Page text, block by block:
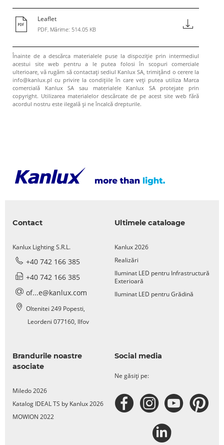
Leaflet
PDF, Mărime: 514.05 KB
Înainte de a descărca materialele puse la dispoziție prin intermediul
acestui site web pentru a le putea folosi în scopuri comerciale
ulterioare, vă rugăm să contactați sediul Kanlux SA, trimițând o cerere la
info@kanlux.pl cu privire la condițiile în care veți putea utiliza Marca
comercială Kanlux SA sau materialele Kanlux SA protejate prin
copyright. Utilizarea materialelor descărcate de pe acest site web fără
acordul nostru este ilegală și ne încalcă drepturile.
Contact
Kanlux Lighting S.R.L.
+40 742 166 385
+40 742 166 385
of...e@kanlux.com
Oltenitei 249 Popesti,
Leordeni 077160, Ilfov
Ultimele cataloage
Kanlux 2026
Realizări
Iluminat LED pentru Infrastructură
Exterioară
Iluminat LED pentru Grădină
Brandurile noastre
asociate
Miledo 2026
Katalog IDEAL TS by Kanlux 2026
MOWION 2022
Social media
Ne găsiți pe: